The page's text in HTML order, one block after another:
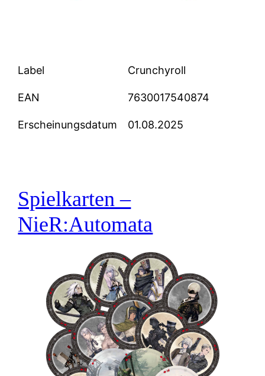
Label Crunchyroll
EAN 7630017540874
Erscheinungsdatum 01.08.2025
Spielkarten –
NieR:Automata